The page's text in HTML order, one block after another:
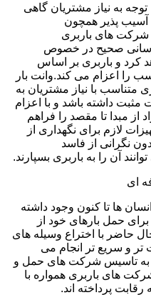
به نیاز مشتریان گاهی
پذیر همچون
شرکت های باربری
رسانی صحیح در خصوص
کرد و باربری بر اساس
را اعزام می کند.وانت بار
متناسب با نیاز مشتریان به
مثبت داشته باشد و با اعزام
از مبدا تا مقصد را فراهم
لازم برای نگهداری از
نگرانی از فاسد
آن را به باربری بسپارند.
ای
ها تا کنون وجود داشته
حمل بارهای خود از
حاضر با اختراع وسیله های
و سریع تر انجام می
به تاسیس شرکت های حمل و
های باربری همواره با
رقابت پرداخته اند.